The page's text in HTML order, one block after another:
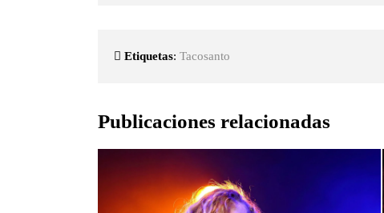
Etiquetas: Tacosanto
Publicaciones relacionadas